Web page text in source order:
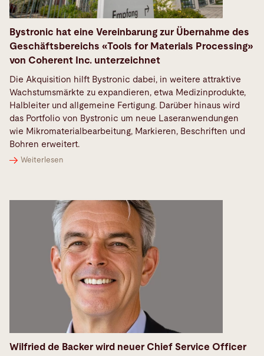
Bystronic hat eine Vereinbarung zur Übernahme des
Geschäftsbereichs «Tools for Materials Processing»
von Coherent Inc. unterzeichnet
Die Akquisition hilft Bystronic dabei, in weitere attraktive
Wachstumsmärkte zu expandieren, etwa Medizinprodukte,
Halbleiter und allgemeine Fertigung. Darüber hinaus wird
das Portfolio von Bystronic um neue Laseranwendungen
wie Mikromaterialbearbeitung, Markieren, Beschriften und
Bohren erweitert.
Weiterlesen
Wilfried de Backer wird neuer Chief Service Officer